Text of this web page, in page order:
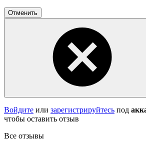
Отменить
Войдите или зарегистрируйтесь под
чтобы оставить отзыв
Все отзывы